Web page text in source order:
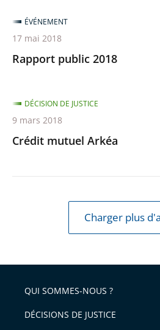
Rapport public 2018
ÉVÉNEMENT
17 mai 2018
Crédit mutuel Arkéa
DÉCISION DE JUSTICE
9 mars 2018
Charger plus
QUI SOMMES-NOUS ?
DÉCISIONS DE JUSTICE